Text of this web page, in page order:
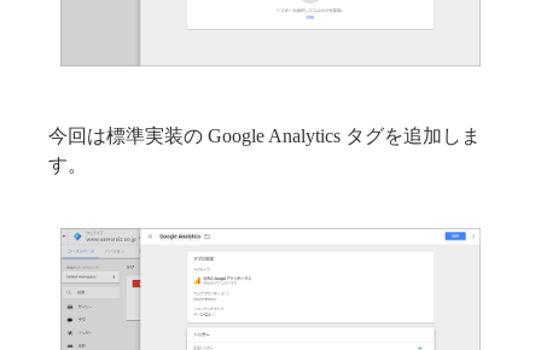
今回は標準実装の Google Analytics タグを追加しま
す。